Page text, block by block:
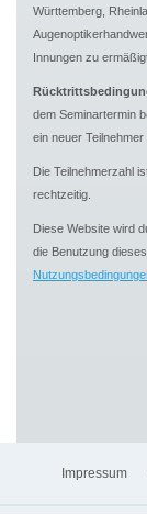
Württemberg,
Innungen zu
dem Seminartermin
ein neuer
Die Teilnehmerzahl
rechtzeitig.
Diese Website wird
die Benutzung
Impressum